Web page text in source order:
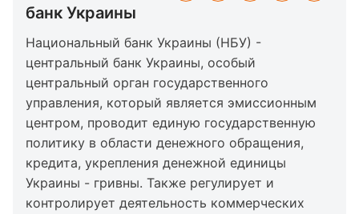
банк Украины
Национальный банк Украины (НБУ) -
центральный банк Украины, особый
центральный орган государственного
управления, который является эмиссионным
центром, проводит единую государственную
политику в области денежного обращения,
кредита, укрепления денежной единицы
Украины - гривны. Также регулирует и
контролирует деятельность коммерческих